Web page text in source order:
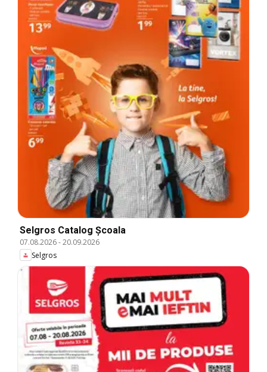
Selgros Catalog Şcoala
07.08.2026-20.09.2026
Selgros